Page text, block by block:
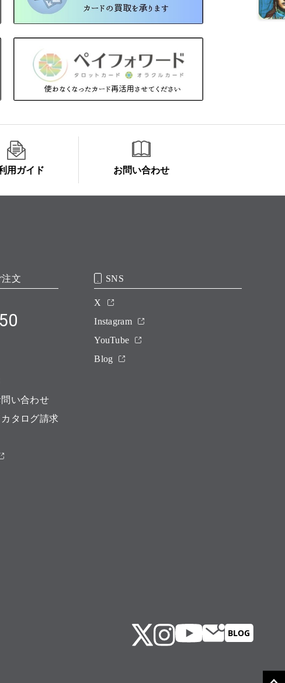
用ガイド お問い合わせ
文
い合わせ
タログ請求
SNS
X
Instagram
YouTube
Blog